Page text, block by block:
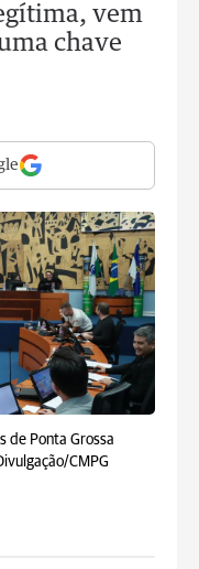
vem
chave
de Ponta Grossa
CMPG